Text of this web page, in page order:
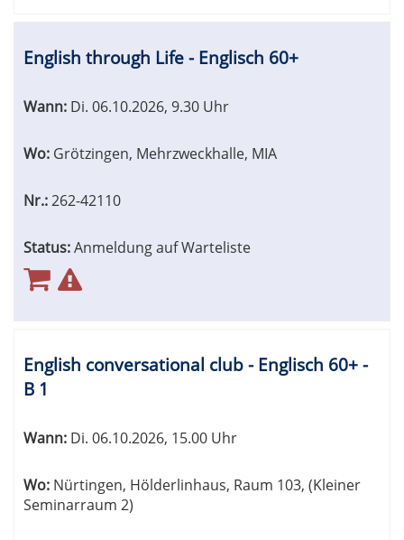
English through Life - Englisch 60+
Wann: Di. 06.10.2026, 9.30 Uhr
Wo: Grötzingen, Mehrzweckhalle, MIA
Nr.:262-42110
Status:Anmeldung auf Warteliste
English conversational club - Englisch 60+ -
B 1
Wann: Di. 06.10.2026, 15.00 Uhr
Wo: Nürtingen, Hölderlinhaus, Raum 103, (Kleiner
Seminarraum 2)